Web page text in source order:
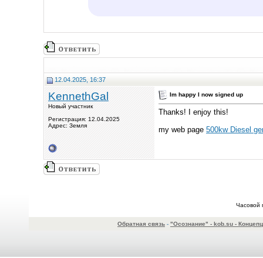
12.04.2025, 16:37
KennethGal
Новый участник
Регистрация: 12.04.2025
Адрес: Земля
Im happy I now signed up
Thanks! I enjoy this!
my web page 500kw Diesel
Часовой
Обратная связь - "Осознание" - kob.su -